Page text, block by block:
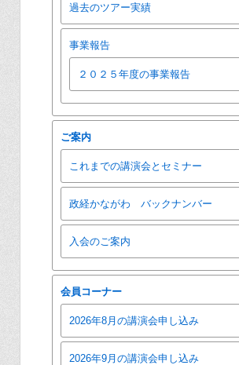
過去のツアー実績
事業報告
２０２５年度の事業報告
ご案内
これまでの講演会とセミナー
政経かながわ バックナンバー
入会のご案内
会員コーナー
2026年8月の講演会申し込み
2026年9月の講演会申し込み